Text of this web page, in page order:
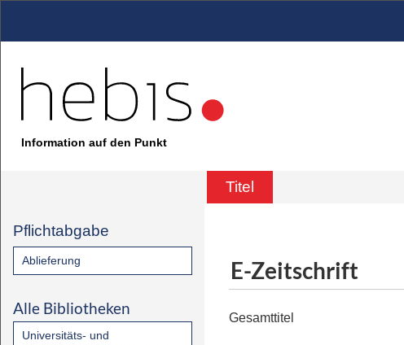
Information auf den Punkt
Titel
Pflichtabgabe
Ablieferung
Alle Bibliotheken
Universitäts- und
E-Zeitschrift
Gesamttitel